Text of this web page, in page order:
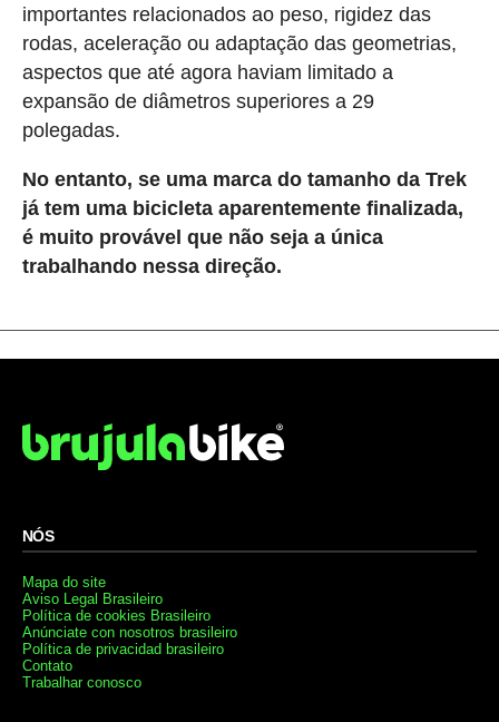
importantes relacionados ao peso, rigidez das
rodas, aceleração ou adaptação das geometrias,
aspectos que até agora haviam limitado a
expansão de diâmetros superiores a 29
polegadas.
No entanto, se uma marca do tamanho da Trek
já tem uma bicicleta aparentemente finalizada,
é muito provável que não seja a única
trabalhando nessa direção.
NÓS
Mapa do site
Aviso Legal Brasileiro
Política de cookies Brasileiro
Anúnciate con nosotros brasileiro
Política de privacidad brasileiro
Contato
Trabalhar conosco